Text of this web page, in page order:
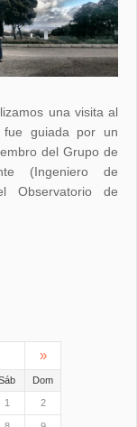
una visita al
fue guiada por un
del Grupo de
(Ingeniero de
Observatorio de
»
Dom
1 2